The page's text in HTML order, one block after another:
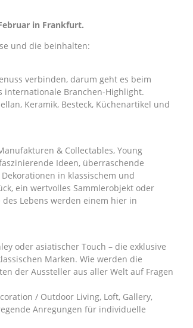
in Frankfurt.
und die beinhalten:
verbinden, darum geht es beim
internationale Branchen-Highlight.
Keramik, Besteck, Küchenartikel und
& Collectables, Young
Ideen, überraschende
in klassischem und
ein wertvolles Sammlerobjekt oder
Lebens werden einem hier in
oder asiatischer Touch – die exklusive
Marken. Wie werden die
der Aussteller aus aller Welt auf Fragen
/ Outdoor Living, Loft, Gallery,
Anregungen für individuelle